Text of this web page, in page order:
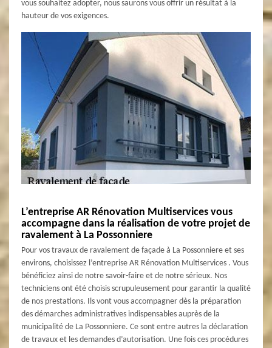
vous souhaitez adopter, nous saurons vous offrir un résultat à la
hauteur de vos exigences.
L’entreprise AR Rénovation Multiservices vous
accompagne dans la réalisation de votre projet de
ravalement à La Possonniere
Pour vos travaux de ravalement de façade à La Possonniere et ses
environs, choisissez l’entreprise AR Rénovation Multiservices . Vous
bénéficiez ainsi de notre savoir-faire et de notre sérieux. Nos
techniciens ont été choisis scrupuleusement pour garantir la qualité
de nos prestations. Ils vont vous accompagner dès la préparation
des démarches administratives indispensables auprès de la
municipalité de La Possonniere. Ce sont entre autres la déclaration
de travaux et les demandes d’autorisation. Une fois ces procédures